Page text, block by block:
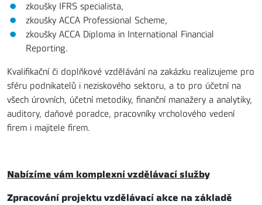
zkoušky IFRS specialista,
zkoušky ACCA Professional Scheme,
zkoušky ACCA Diploma in International Financial
Reporting.
Kvalifikační či doplňkové vzdělávání na zakázku realizujeme pro
sféru podnikatelů i neziskového sektoru, a to pro účetní na
všech úrovních, účetní metodiky, finanční manažery a analytiky,
auditory, daňové poradce, pracovníky vrcholového vedení
firem i majitele firem.
Nabízíme vám komplexní vzdělávací služby
Zpracování projektu vzdělávací akce na základě